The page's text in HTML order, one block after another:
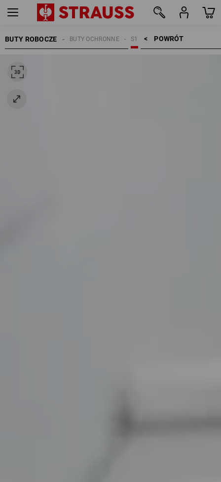
BUTY ROBOCZE POWRÓT    >
S1
BUTY OCHRONNE